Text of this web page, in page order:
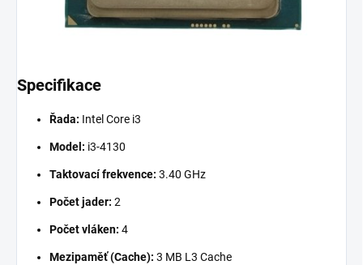
Specifikace
Řada: Intel Core i3
Model: i3-4130
Taktovací frekvence: 3.40 GHz
Počet jader: 2
Počet vláken: 4
Mezipaměť (Cache): 3 MB L3 Cache